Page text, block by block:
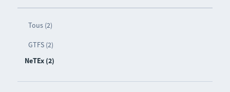
Tous (2)
GTFS (2)
NeTEx (2)